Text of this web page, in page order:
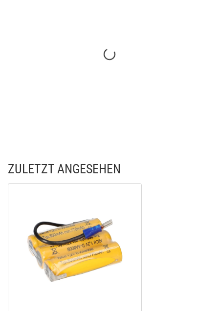
ZULETZT ANGESEHEN